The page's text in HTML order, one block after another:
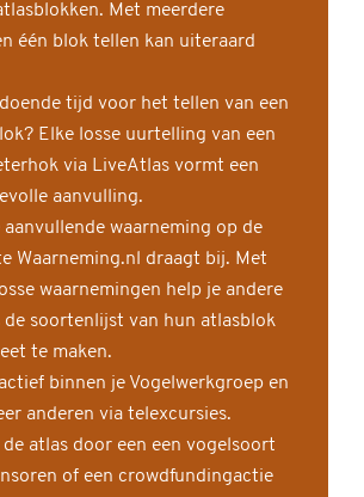
Met meerdere
één blok tellen kan uiteraard
tijd voor het tellen van een
Elke losse uurtelling van een
via LiveAtlas vormt een
aanvulling.
aanvullende waarneming op de
Waarneming.nl draagt bij. Met
waarnemingen help je andere
de soortenlijst van hun atlasblok
te maken.
binnen je Vogelwerkgroep en
anderen via telexcursies.
atlas door een een vogelsoort
of een crowdfundingactie